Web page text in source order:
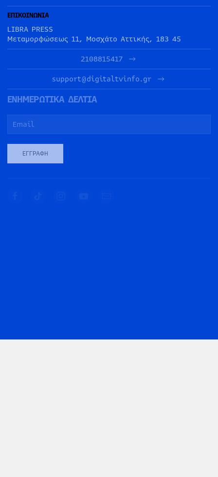
ΕΠΙΚΟΙΝΩΝΙΑ
LIBRA PRESS
Μεταμορφώσεως 11, Μοσχάτο Αττικής, 183 45
2108815417
support@digitaltvinfo.gr
ΕΝΗΜΕΡΩΤΙΚΑ ΔΕΛΤΙΑ
ΕΓΓΡΑΦΉ